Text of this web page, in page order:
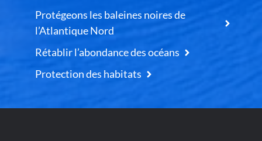
Protégeons les baleines noires de
l’Atlantique Nord
Rétablir l’abondance des océans
Protection des habitats